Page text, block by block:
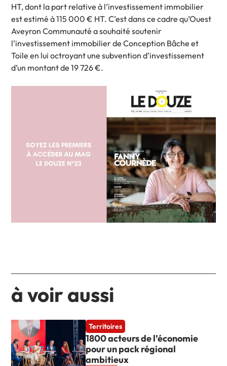
HT, dont la part relative à l’investissement immobilier
est estimé à 115 000 € HT. C’est dans ce cadre qu’Ouest
Aveyron Communauté a souhaité soutenir
l’investissement immobilier de Conception Bâche et
Toile en lui octroyant une subvention d’investissement
d’un montant de 19 726 €.
à voir aussi
Territoires
1800 acteurs de l’économie
pour un pack régional
ambitieux